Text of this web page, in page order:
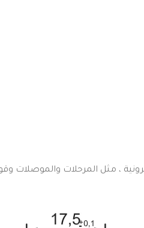
، مثل المرحلات والموصلات